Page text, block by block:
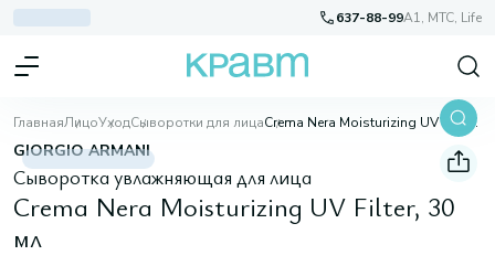
637-88-99A1, МТС, Life
ГлавнаяЛицоУходСыворотки для лица Crema Nera Moisturizing UV Filter, 30 мл
GIORGIO ARMANI
Сыворотка увлажняющая для лица
Crema Nera Moisturizing UV Filter, 30
мл